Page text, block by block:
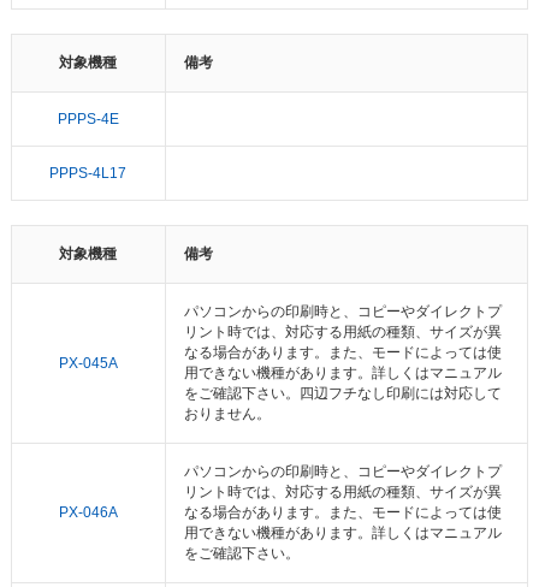
対象機種 備考
PPPS-4E
PPPS-4L17
対象機種 備考
PX-045A
パソコンからの印刷時と、コピーやダイレクトプ
リント時では、対応する用紙の種類、サイズが異
なる場合があります。また、モードによっては使
用できない機種があります。詳しくはマニュアル
をご確認下さい。四辺フチなし印刷には対応して
おりません。
PX-046A
パソコンからの印刷時と、コピーやダイレクトプ
リント時では、対応する用紙の種類、サイズが異
なる場合があります。また、モードによっては使
用できない機種があります。詳しくはマニュアル
をご確認下さい。